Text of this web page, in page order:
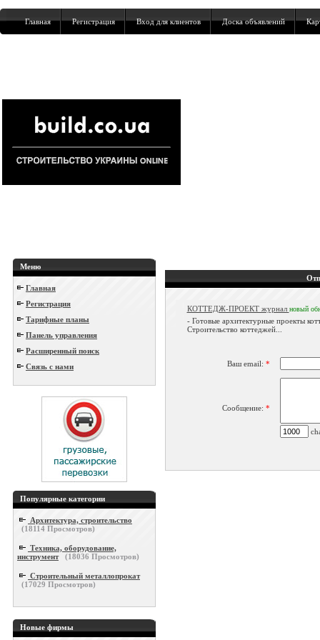
Главная Регистрация Вход для клиентов Доска объявлений
Меню
Главная
Регистрация
Тарифные планы
Панель управления
Расширенный поиск
Связь с нами
Популярные категории
Архитектура, строительство
(18114 Просмотров)
Техника, оборудование,
инструмент
(18036 Просмотров)
Строительный металлопрокат
(17029 Просмотров)
Новые фирмы
КОТТЕДЖ-ПРОЕКТ журнал новый
- Готовые архитектурные проекты
Строительство коттеджей...
Ваш email: *
Сообщение: *